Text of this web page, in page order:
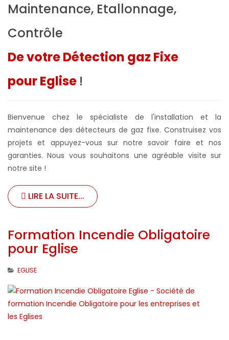
Maintenance, Etallonnage,
Contrôle
De votre Détection gaz Fixe
pour Eglise !
Bienvenue chez le spécialiste de l'installation et la
maintenance des détecteurs de gaz fixe. Construisez vos
projets et appuyez-vous sur notre savoir faire et nos
garanties. Nous vous souhaitons une agréable visite sur
notre site !
LIRE LA SUITE...
Formation Incendie Obligatoire
pour Eglise
EGLISE